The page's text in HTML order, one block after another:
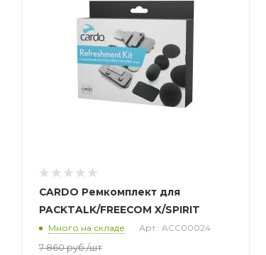
CARDO Ремкомплект для
PACKTALK/FREECOM X/SPIRIT
Много на складе Арт.: ACC00024
7 860руб./шт